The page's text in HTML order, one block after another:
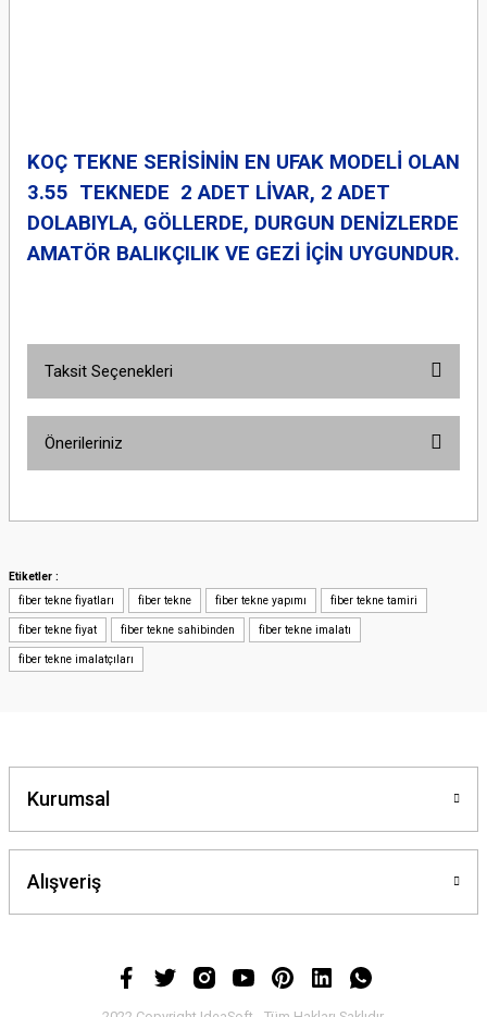
KOÇ TEKNE SERİSİNİN EN UFAK MODELİ OLAN
3.55 TEKNEDE 2 ADET LİVAR, 2 ADET
DOLABIYLA, GÖLLERDE, DURGUN DENİZLERDE
AMATÖR BALIKÇILIK VE GEZİ İÇİN UYGUNDUR.
Taksit Seçenekleri
Önerileriniz
Ürün resmi kalitesiz, bozuk veya görüntülenemiyor.
Ürün açıklamasında eksik bilgiler bulunuyor.
Ürün bilgilerinde hatalar bulunuyor.
Etiketler :
fiber tekne fiyatları
fiber tekne fiber tekne yapımı fiber tekne tamiri
fiber tekne fiyat fiber tekne sahibinden fiber tekne imalatı
fiber tekne imalatçıları
Kurumsal
Alışveriş